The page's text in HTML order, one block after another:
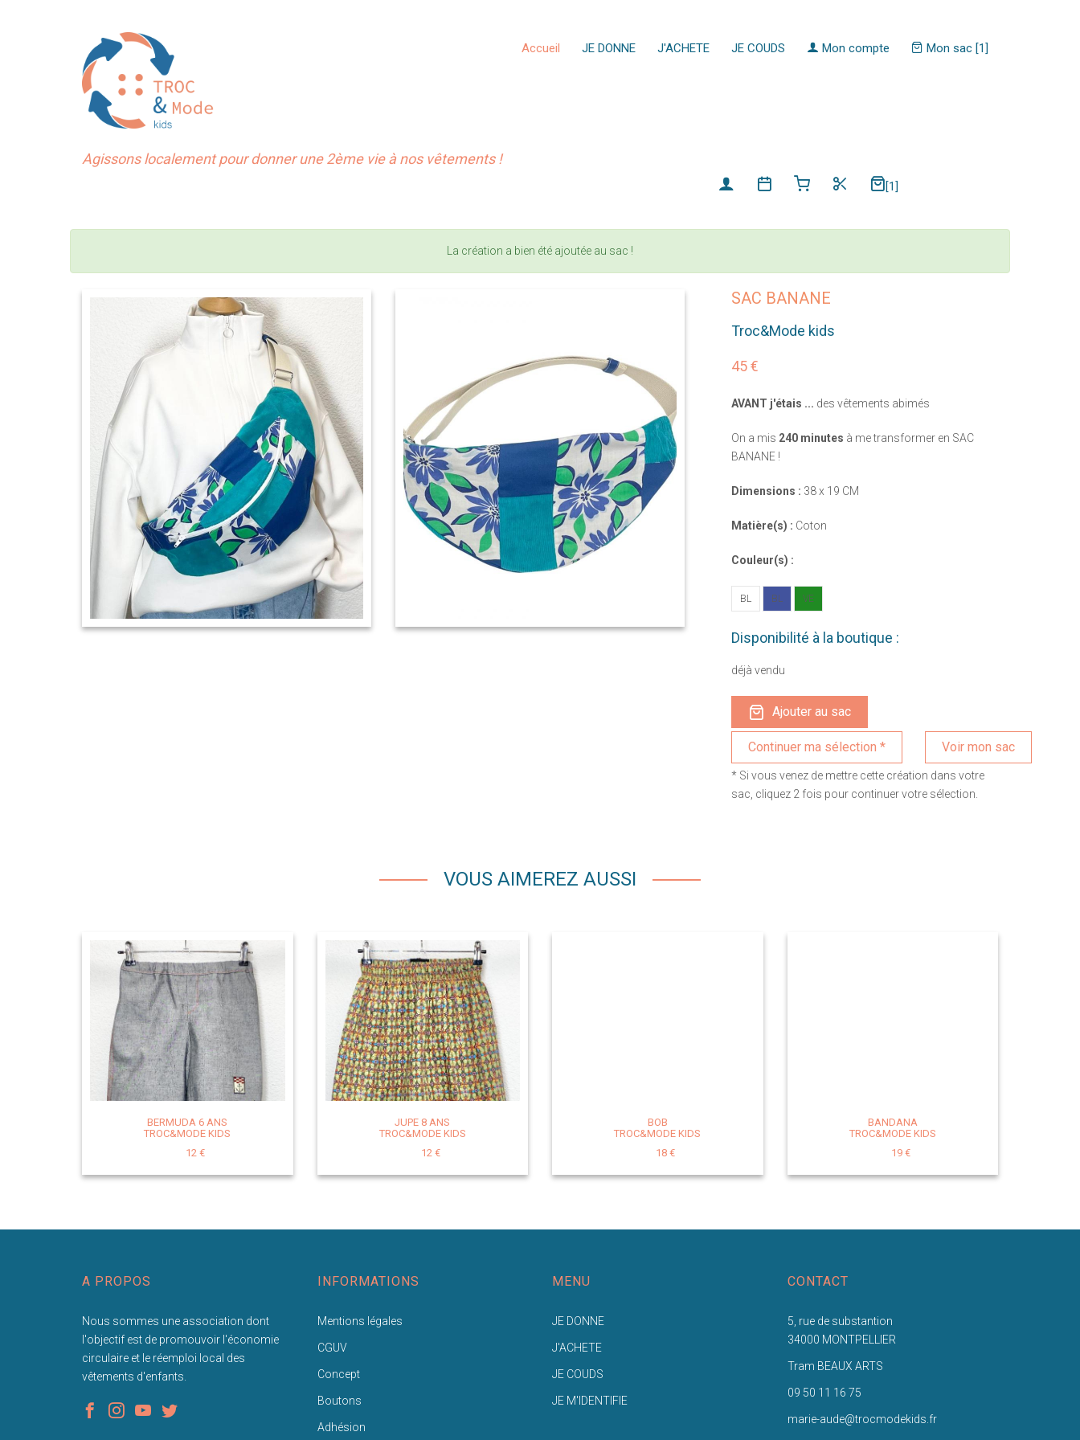
Accueil JE DONNE J'ACHETE JE COUDS Mon compte Mon sac [1]
Agissons localement pour donner une 2ème vie à nos vêtements !
[1]
La création a bien été ajoutée au sac !
SAC BANANE
Troc&Mode kids
45 €
AVANT j'étais ... des vêtements abimés
On a mis 240 minutes à me transformer en SAC
BANANE !
Dimensions : 38 x 19 CM
Matière(s) : Coton
Couleur(s) :
BL BL VE
Disponibilité à la boutique :
déjà vendu
Ajouter au sac
Voir mon sac
* Si vous venez de mettre cette création dans votre
sac, cliquez 2 fois pour continuer votre sélection.
VOUS AIMEREZ AUSSI
BERMUDA 6 ANS
TROC&MODE KIDS
12 €
JUPE 8 ANS
TROC&MODE KIDS
12 €
BOB
TROC&MODE KIDS
18 €
BANDANA
TROC&MODE KIDS
19 €
A PROPOS
Nous sommes une association dont
l'objectif est de promouvoir l'économie
circulaire et le réemploi local des
vêtements d'enfants.
INFORMATIONS
Mentions légales
CGUV
Concept
Boutons
Adhésion
MENU
JE DONNE
J'ACHETE
JE COUDS
JE M'IDENTIFIE
CONTACT
5, rue de substantion
34000 MONTPELLIER
Tram BEAUX ARTS
09 50 11 16 75
marie-aude@trocmodekids.fr